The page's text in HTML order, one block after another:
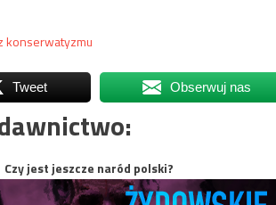
konserwatyzmu
Tweet Obserwuj nas
Czy jest jeszcze naród polski?